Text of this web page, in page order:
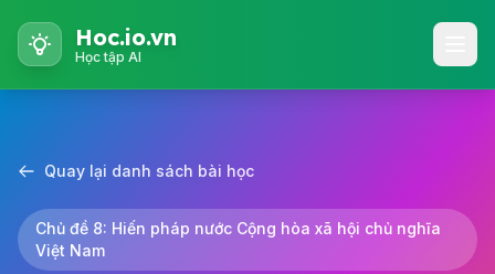
Hoc.io.vn
Học tập AI
Quay lại danh sách bài học
Chủ đề 8: Hiến pháp nước Cộng hòa xã hội chủ nghĩa
Việt Nam